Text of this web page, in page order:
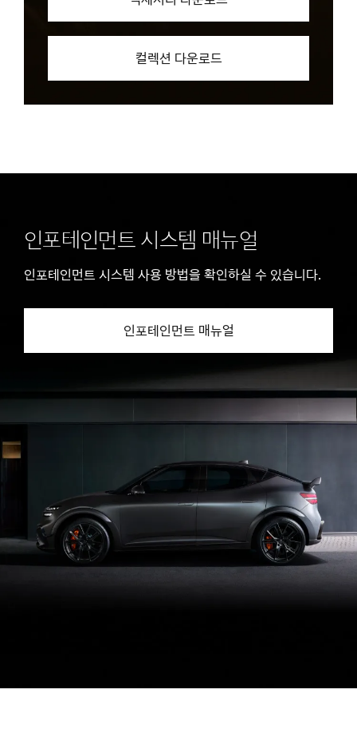
컬렉션 다운로드
인포테인먼트 시스템 매뉴얼
인포테인먼트 시스템 사용 방법을 확인하실 수 있습니다.
인포테인먼트 매뉴얼